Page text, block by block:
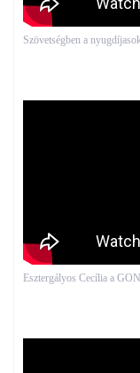
Szövetségben a
Esztergályos Cecília a